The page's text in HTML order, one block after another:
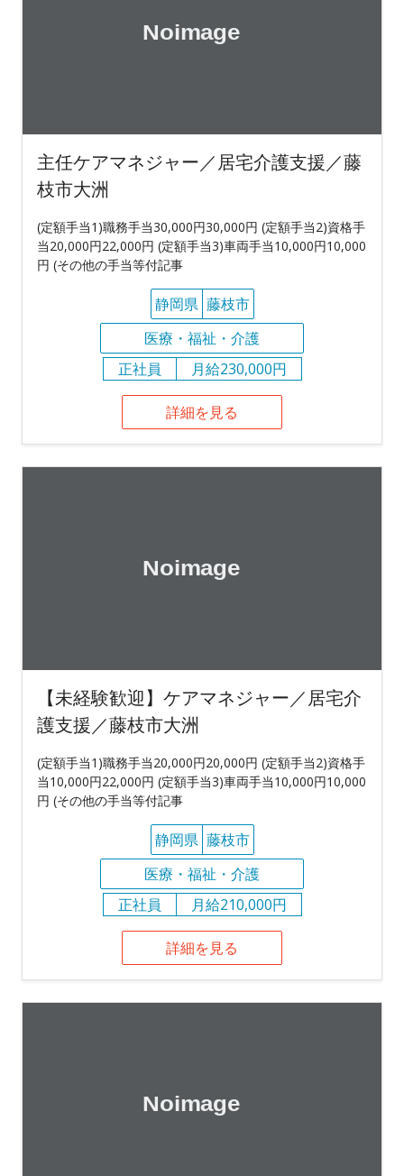
主任ケアマネジャー／居宅介護支援／藤
枝市大洲
(定額手当1)職務手当30,000円30,000円 (定額手当2)資格手
当20,000円22,000円 (定額手当3)車両手当10,000円10,000
円 (その他の手当等付記事
静岡県 藤枝市
医療・福祉・介護
正社員
月給230,000円
詳細を見る
【未経験歓迎】ケアマネジャー／居宅介
護支援／藤枝市大洲
(定額手当1)職務手当20,000円20,000円 (定額手当2)資格手
当10,000円22,000円 (定額手当3)車両手当10,000円10,000
円 (その他の手当等付記事
静岡県 藤枝市
医療・福祉・介護
正社員
月給210,000円
詳細を見る